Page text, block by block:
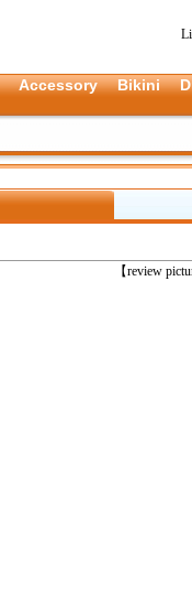
Accessory Bikini
【review
上一张